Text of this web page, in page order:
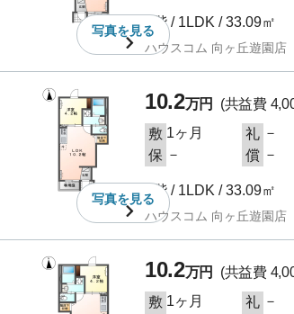
写真を見る
1階 / 1LDK / 33.09㎡
ハウスコム 向ヶ丘遊園店
写真を見る
10.2万円
(共益費
敷 1ヶ月 礼 －
保 － 償 －
1階 / 1LDK / 33.09㎡
ハウスコム 向ヶ丘遊園店
10.2万円
(共益費
敷 1ヶ月 礼 －